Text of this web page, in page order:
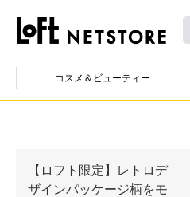
コスメ＆ビューティー
【ロフト限定】レトロデ
ザインパッケージ柄をモ